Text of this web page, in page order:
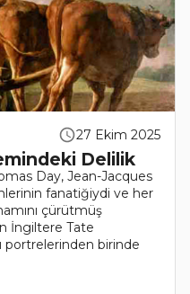
27 Ekim 2025
Delilik
Day, Jean-Jacques
fanatiğiydi ve her
çürütmüş
İngiltere Tate
portrelerinden birinde